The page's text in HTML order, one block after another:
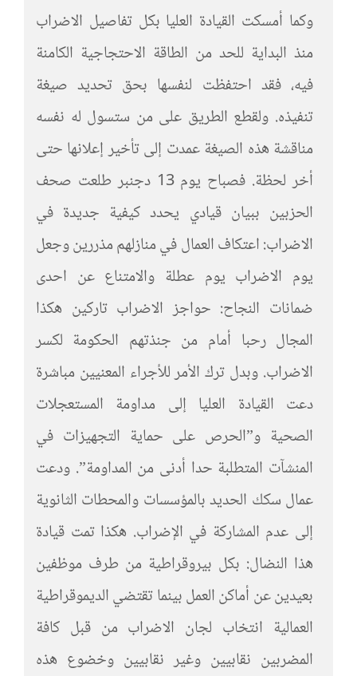
وكما أمسكت القيادة العليا بكل تفاصيل الاضراب
منذ البداية للحد من الطاقة الاحتجاجية الكامنة
فيه، فقد احتفظت لنفسها بحق تحديد صيغة
تنفيذه. ولقطع الطريق على من ستسول له نفسه
مناقشة هذه الصيغة عمدت إلى تأخير إعلانها حتى
أخر لحظة. فصباح يوم 13 دجنبر طلعت صحف
الحزبين ببيان قيادي يحدد كيفية جديدة في
الاضراب: اعتكاف العمال في منازلهم مذررين وجعل
يوم الاضراب يوم عطلة والامتناع عن احدى
ضمانات النجاح: حواجز الاضراب تاركين هكذا
المجال رحبا أمام من جنذتهم الحكومة لكسر
الاضراب. وبدل ترك الأمر للأجراء المعنيين مباشرة
دعت القيادة العليا إلى مداومة المستعجلات
الصحية و”الحرص على حماية التجهيزات في
المنشآت المتطلبة حدا أدنى من المداومة”. ودعت
عمال سكك الحديد بالمؤسسات والمحطات الثانوية
إلى عدم المشاركة في الإضراب. هكذا تمت قيادة
هذا النضال: بكل بيروقراطية من طرف موظفين
بعيدين عن أماكن العمل بينما تقتضي الديموقراطية
العمالية انتخاب لجان الاضراب من قبل كافة
المضربين نقابيين وغير نقابيين وخضوع هذه